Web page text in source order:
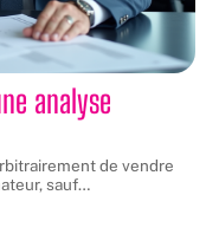
analyse
de vendre
sauf…